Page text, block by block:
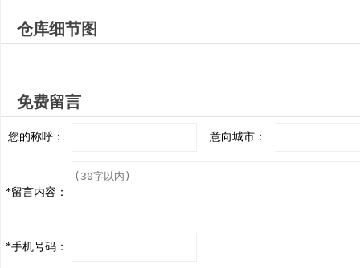
仓库细节图
免费留言
您的称呼： 意向城市：
*留言内容：
*手机号码：